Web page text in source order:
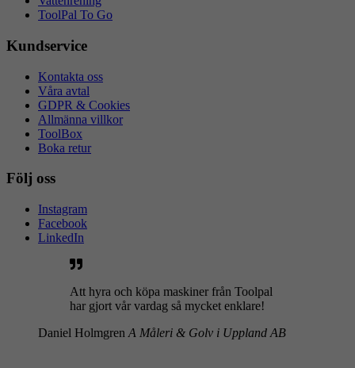
ToolPal To Go
Kundservice
Kontakta oss
Våra avtal
GDPR & Cookies
Allmänna villkor
ToolBox
Boka retur
Följ oss
Instagram
Facebook
LinkedIn
Att hyra och köpa maskiner från Toolpal
har gjort vår vardag så mycket enklare!
Daniel Holmgren A Måleri & Golv i Uppland AB